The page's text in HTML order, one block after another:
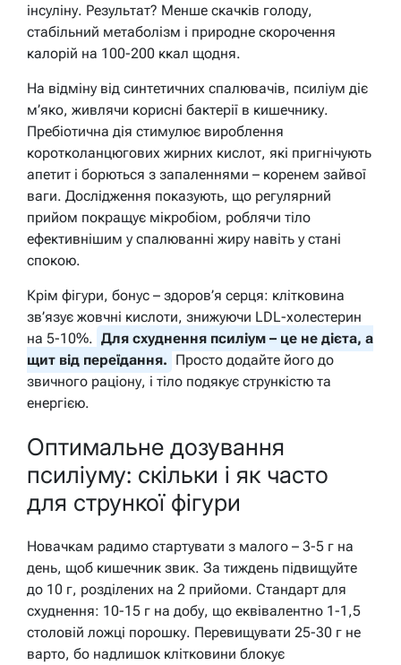
інсуліну. Результат? Менше скачків голоду,
стабільний метаболізм і природне скорочення
калорій на 100-200 ккал щодня.
На відміну від синтетичних спалювачів, псиліум діє
м’яко, живлячи корисні бактерії в кишечнику.
Пребіотична дія стимулює вироблення
коротколанцюгових жирних кислот, які пригнічують
апетит і борються з запаленнями – коренем зайвої
ваги. Дослідження показують, що регулярний
прийом покращує мікробіом, роблячи тіло
ефективнішим у спалюванні жиру навіть у стані
спокою.
Крім фігури, бонус – здоров’я серця: клітковина
зв’язує жовчні кислоти, знижуючи LDL-холестерин
на 5-10%. Для схуднення псиліум – це не дієта, а
щит від переїдання. Просто додайте його до
звичного раціону, і тіло подякує стрункістю та
енергією.
Оптимальне дозування
псиліуму: скільки і як часто
для стрункої фігури
Новачкам радимо стартувати з малого – 3-5 г на
день, щоб кишечник звик. За тиждень підвищуйте
до 10 г, розділених на 2 прийоми. Стандарт для
схуднення: 10-15 г на добу, що еквівалентно 1-1,5
столовій ложці порошку. Перевищувати 25-30 г не
варто, бо надлишок клітковини блокує